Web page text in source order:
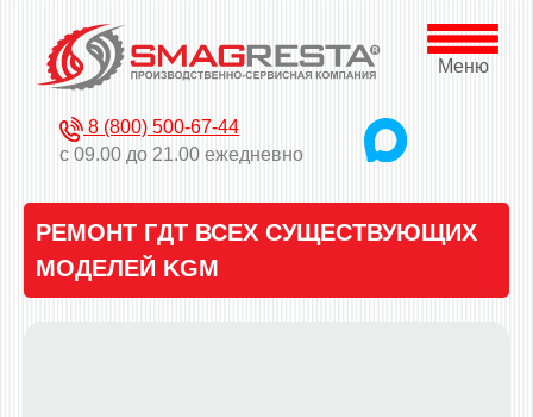
Меню
8 (800) 500-67-44
с 09.00 до 21.00 ежедневно
РЕМОНТ ГДТ ВСЕХ СУЩЕСТВУЮЩИХ
МОДЕЛЕЙ KGM